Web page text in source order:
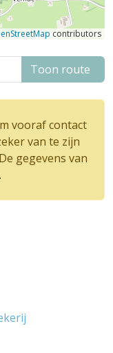
contributors
Toon route
vooraf contact
van te zijn
gegevens van